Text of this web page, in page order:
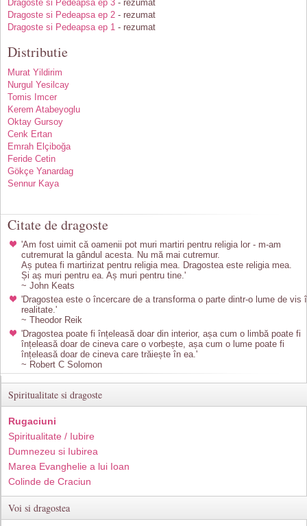
Dragoste si Pedeapsa ep 3 - rezumat
Dragoste si Pedeapsa ep 2 - rezumat
Dragoste si Pedeapsa ep 1 - rezumat
Distributie
Murat Yildirim
Nurgul Yesilcay
Tomis Imcer
Kerem Atabeyoglu
Oktay Gursoy
Cenk Ertan
Emrah Elçiboğa
Feride Cetin
Gökçe Yanardag
Sennur Kaya
Citate de dragoste
'Am fost uimit că oamenii pot muri martiri pentru religia lor - m-am
cutremurat la gândul acesta. Nu mă mai cutremur.
Aș putea fi martirizat pentru religia mea. Dragostea este religia mea.
Și aș muri pentru ea. Aș muri pentru tine.'
~ John Keats
'Dragostea este o încercare de a transforma o parte dintr-o lume de vis
realitate.'
~ Theodor Reik
'Dragostea poate fi înțeleasă doar din interior, așa cum o limbă poate fi
înțeleasă doar de cineva care o vorbește, așa cum o lume poate fi
înțeleasă doar de cineva care trăiește în ea.'
~ Robert C Solomon
Spiritualitate si dragoste
Rugaciuni
Spiritualitate / Iubire
Dumnezeu si Iubirea
Marea Evanghelie a lui Ioan
Colinde de Craciun
Voi si dragostea